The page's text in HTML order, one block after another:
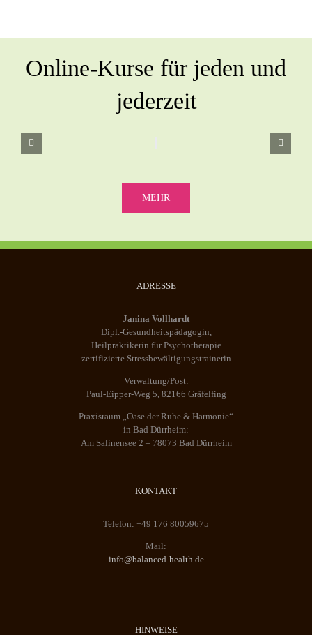
Online-Kurse für jeden und
jederzeit
MEHR
ADRESSE
Janina Vollhardt
Dipl.-Gesundheitspädagogin,
Heilpraktikerin für Psychotherapie
zertifizierte Stressbewältigungstrainerin
Verwaltung/Post:
Paul-Eipper-Weg 5, 82166 Gräfelfing
Praxisraum „Oase der Ruhe & Harmonie“
in Bad Dürrheim:
Am Salinensee 2 – 78073 Bad Dürrheim
KONTAKT
Telefon: +49 176 80059675
Mail:
info@balanced-health.de
HINWEISE